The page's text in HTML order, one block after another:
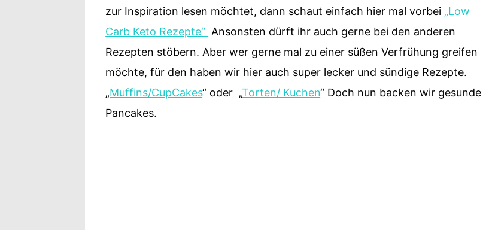
zur Inspiration lesen möchtet, dann schaut einfach hier mal vorbei „Low
Carb Keto Rezepte“ Ansonsten dürft ihr auch gerne bei den anderen
Rezepten stöbern. Aber wer gerne mal zu einer süßen Verfrühung greifen
möchte, für den haben wir hier auch super lecker und sündige Rezepte.
„Muffins/CupCakes“ oder „Torten/ Kuchen“ Doch nun backen wir gesunde
Pancakes.